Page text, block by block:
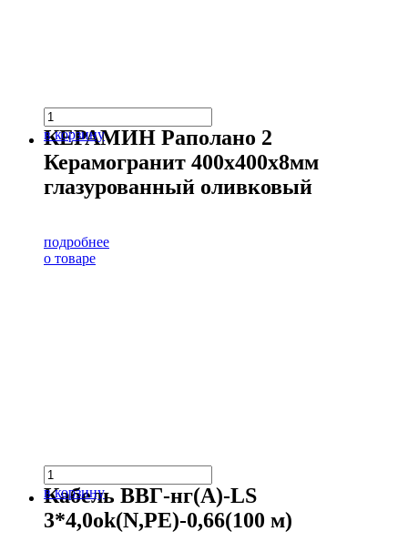
в корзину
КЕРАМИН Раполано 2
Керамогранит 400х400х8мм
глазурованный оливковый
подробнее
о товаре
в корзину
Кабель ВВГ-нг(А)-LS
3*4,0ok(N,PE)-0,66(100 м)